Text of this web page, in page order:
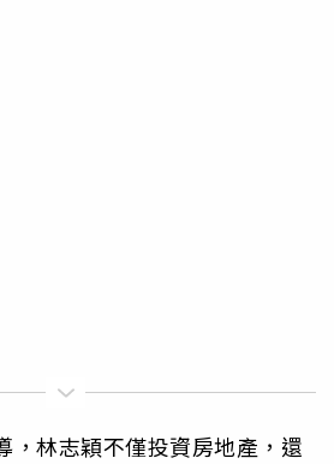
，林志穎不僅投資房地產，還